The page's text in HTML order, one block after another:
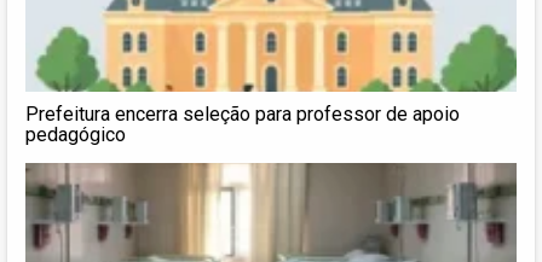
Prefeitura encerra seleção para professor de apoio
pedagógico